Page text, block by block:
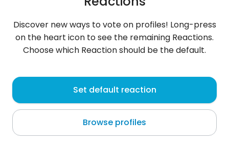
officialofficer164 , 27
Munich
Witam, chętnie się umówię i pobawię razem, jeśli
jesteś zainteresowany, napisz do mnie na
Discover new ways to vote on profiles! Long-press
on the heart icon to see the remaining Reactions.
Choose which Reaction should be the default.
Set default reaction
Browse profiles